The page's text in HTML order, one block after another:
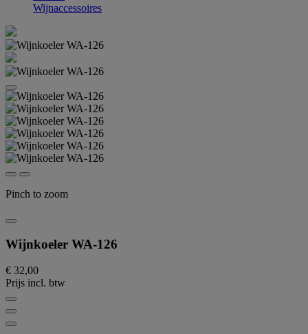
Wijnaccessoires
Pinch to zoom
Wijnkoeler WA-126
€ 32,00
Prijs incl. btw